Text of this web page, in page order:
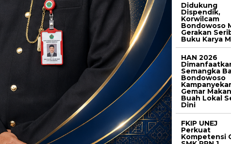
Didukung
Dispendik,
Korwilcam
Bondowoso
Gerakan
Buku Karya
HAN 2026
Semangka
Bondowoso
Gemar
Buah Lokal
Dini
FKIP UNEJ
Perkuat
Kompetensi